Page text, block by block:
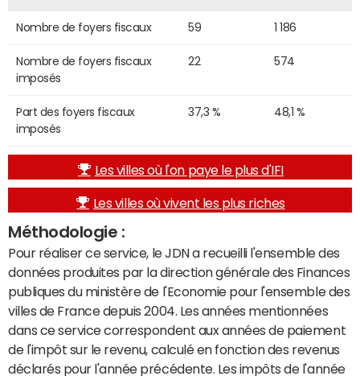
Nombre de foyers fiscaux 59 1 186
Nombre de foyers fiscaux
imposés
22 574
Part des foyers fiscaux
imposés
37,3 % 48,1 %
Les villes où l'on paye le plus d'IFI
Les villes où vivent les plus riches
Méthodologie :
Pour réaliser ce service, le JDN a recueilli l'ensemble des
données produites par la direction générale des Finances
publiques du ministère de l'Economie pour l'ensemble des
villes de France depuis 2004. Les années mentionnées
dans ce service correspondent aux années de paiement
de l'impôt sur le revenu, calculé en fonction des revenus
déclarés pour l'année précédente. Les impôts de l'année